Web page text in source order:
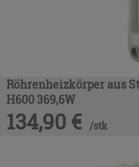
Röhrenheizkörper aus
H600 369,6W
134,90 € /stk